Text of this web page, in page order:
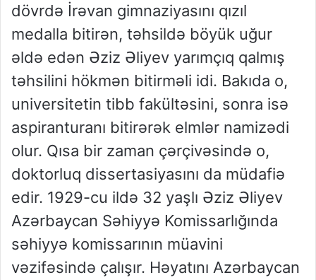
dövrdə İrəvan gimnaziyasını qızıl
medalla bitirən, təhsildə böyük uğur
əldə edən Əziz Əliyev yarımçıq qalmış
təhsilini hökmən bitirməli idi. Bakıda o,
universitetin tibb fakültəsini, sonra isə
aspiranturanı bitirərək elmlər namizədi
olur. Qısa bir zaman çərçivəsində o,
doktorluq dissertasiyasını da müdafiə
edir. 1929-cu ildə 32 yaşlı Əziz Əliyev
Azərbaycan Səhiyyə Komissarlığında
səhiyyə komissarının müavini
vəzifəsində çalışır. Həyatını Azərbaycan